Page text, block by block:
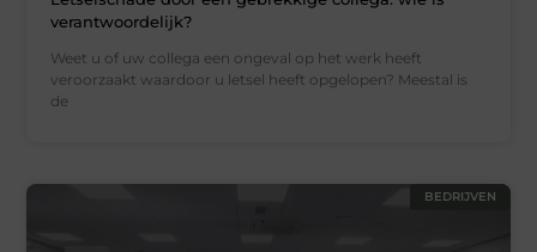
verantwoordelijk?
Weet u of uw collega een ongeval op het werk heeft
veroorzaakt waardoor u letsel heeft opgelopen? Meestal is
de
BEDRIJVEN